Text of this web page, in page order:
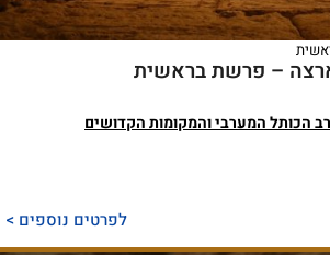
– פרשת בראשית
הכותל המערבי והמקומות הקדושים
לפרטים נוספים >